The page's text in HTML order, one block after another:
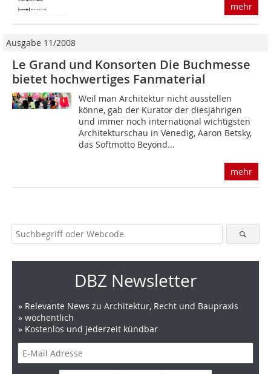
mehr
Ausgabe 11/2008
Le Grand und Konsorten Die Buchmesse
bietet hochwertiges Fanmaterial
Weil man Architektur nicht ausstellen
könne, gab der Kurator der diesjährigen
und immer noch international wichtigsten
Architekturschau in Venedig, Aaron Betsky,
das Softmotto Beyond...
mehr
DBZ Newsletter
» Relevante News zu Architektur, Recht und Baupraxis
» wöchentlich
» Kostenlos und jederzeit kündbar